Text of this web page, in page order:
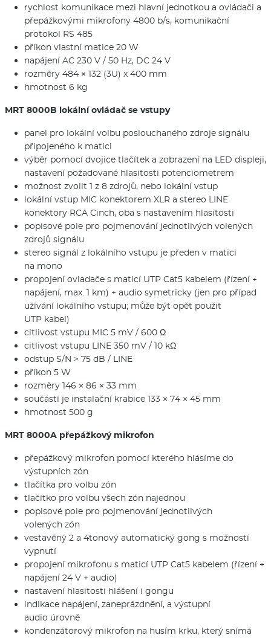
rychlost komunikace mezi hlavní jednotkou a ovládači a
přepážkovými mikrofony 4800 b/s, komunikační
protokol RS 485
příkon vlastní matice 20 W
napájení AC 230 V / 50 Hz, DC 24 V
rozměry 484 × 132 (3U) x 400 mm
hmotnost 6 kg
MRT 8000B lokální ovládač se vstupy
panel pro lokální volbu poslouchaného zdroje signálu
připojeného k matici
výběr pomocí dvojice tlačítek a zobrazení na LED displeji,
nastavení požadované hlasitosti potenciometrem
možnost zvolit 1 z 8 zdrojů, nebo lokální vstup
lokální vstup MIC konektorem XLR a stereo LINE
konektory RCA Cinch, oba s nastavením hlasitosti
popisové pole pro pojmenování jednotlivých volených
zdrojů signálu
stereo signál z lokálního vstupu je předen v matici
na mono
propojení ovladače s maticí UTP Cat5 kabelem (řízení +
napájení, max. 1 km) + audio symetricky (jen pro případ
užívání lokálního vstupu; může být opět použit
UTP kabel)
citlivost vstupu MIC 5 mV / 600 Ω
citlivost vstupu LINE 350 mV / 10 kΩ
odstup S/N > 75 dB / LINE
příkon 5 W
rozměry 146 × 86 × 33 mm
součástí je instalační krabice 133 × 74 × 45 mm
hmotnost 500 g
MRT 8000A přepážkový mikrofon
přepážkový mikrofon pomocí kterého hlásíme do
výstupních zón
tlačítka pro volbu zón
tlačítko pro volbu všech zón najednou
popisové pole pro pojmenování jednotlivých
volených zón
vestavěný 2 a 4tonový automatický gong s možností
vypnutí
propojení mikrofonu s maticí UTP Cat5 kabelem (řízení +
napájení 24 V + audio)
nastavení hlasitosti hlášení i gongu
indikace napájení, zaneprázdnění, a výstupní
audio úrovně
kondenzátorový mikrofon na husím krku, který snímá